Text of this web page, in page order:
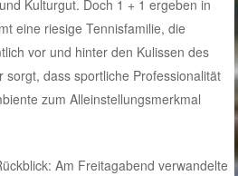
Kulturgut. Doch 1 + 1 ergeben in
eine riesige Tennisfamilie, die
vor und hinter den Kulissen des
sorgt, dass sportliche Professionalität
zum Alleinstellungsmerkmal
Am Freitagabend verwandelte